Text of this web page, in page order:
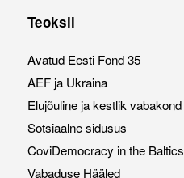
Teoksil
Avatud Eesti Fond 35
AEF ja Ukraina
Elujõuline ja kestlik vabakond
Sotsiaalne sidusus
CoviDemocracy in the Baltics
Vabaduse Hääled